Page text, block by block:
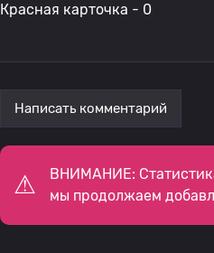
Красная карточка - 0
Написать комментарий
ВНИМАНИЕ:
мы продолжаем